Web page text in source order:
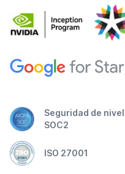
Seguridad de
SOC2
ISO 27001